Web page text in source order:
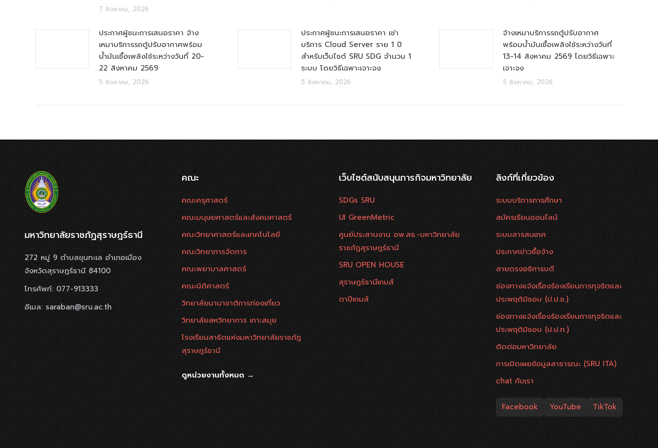
7 สิงหาคม, 2026
ประกาศผู้ชนะการเสนอราคา จ้าง
เหมาบริการรถตู้ปรับอากาศพร้อม
น้ำมันเชื้อเพลิงใช้ระหว่างวันที่ 20-
22 สิงหาคม 2569
5 สิงหาคม, 2026
ประกาศผู้ชนะการเสนอราคา เช่า
บริการ Cloud Server ราย 1 ปี
สำหรับเว็บไซต์ SRU SDG จำนวน 1
ระบบ โดยวิธีเฉพาะเจาะจง
5 สิงหาคม, 2026
จ้างเหมาบริการรถตู้ปรับอากาศ
พร้อมน้ำมันเชื้อเพลิงใช้ระหว่างวันที่
13-14 สิงหาคม 2569 โดยวิธีเฉพาะ
เจาะจง
5 สิงหาคม, 2026
มหาวิทยาลัยราชภัฏสุราษฎร์ธานี
272 หมู่ 9 ตำบลขุนทะเล อำเภอเมือง
จังหวัดสุราษฎร์ธานี 84100
โทรศัพท์: 077-913333
อีเมล: saraban@sru.ac.th
คณะ
คณะครุศาสตร์
คณะมนุษยศาสตร์และสังคมศาสตร์
คณะวิทยาศาสตร์และเทคโนโลยี
คณะวิทยาการจัดการ
คณะพยาบาลศาสตร์
คณะนิติศาสตร์
วิทยาลัยนานาชาติการท่องเที่ยว
วิทยาลัยสหวิทยาการ เกาะสมุย
โรงเรียนสาธิตแห่งมหาวิทยาลัยราชภัฏ
สุราษฎร์ธานี
ดูหน่วยงานทั้งหมด →
เว็บไซต์สนับสนุนภารกิจมหาวิทยาลัย
SDGs SRU
UI GreenMetric
ศูนย์ประสานงาน อพ.สธ.-มหาวิทยาลัย
ราชภัฏสุราษฎร์ธานี
SRU OPEN HOUSE
สุราษฎร์ธานีเกมส์
ตาปีเกมส์
ลิงก์ที่เกี่ยวข้อง
ระบบบริการการศึกษา
สมัครเรียนออนไลน์
ระบบสารสนเทศ
ประกาศข่าวซื้อจ้าง
สายตรงอธิการบดี
ช่องทางแจ้งเรื่องร้องเรียนการทุจริตและ
ประพฤติมิชอบ (ป.ป.ช.)
ช่องทางแจ้งเรื่องร้องเรียนการทุจริตและ
ประพฤติมิชอบ (ป.ป.ท.)
ติดต่อมหาวิทยาลัย
การเปิดเผยข้อมูลสาธารณะ (SRU ITA)
chat กับเรา
Facebook YouTube TikTok